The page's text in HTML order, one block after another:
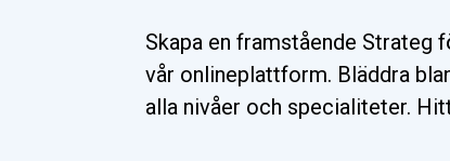
Skapa en framstående Strateg
vår onlineplattform. Bläddra
alla nivåer och specialiteter.